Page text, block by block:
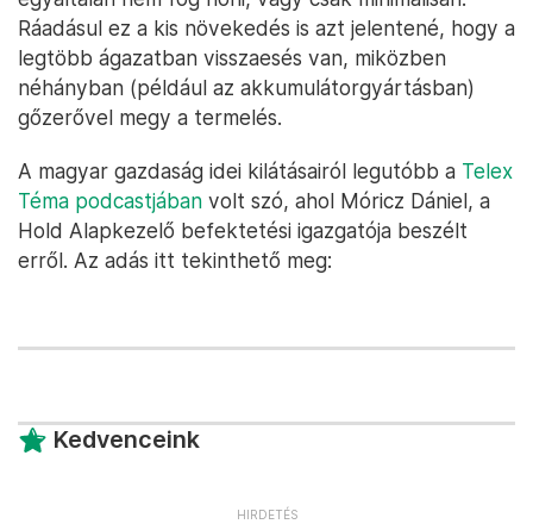
Ráadásul ez a kis növekedés is azt jelentené, hogy a
legtöbb ágazatban visszaesés van, miközben
néhányban (például az akkumulátorgyártásban)
gőzerővel megy a termelés.
A magyar gazdaság idei kilátásairól legutóbb a Telex
Téma podcastjában volt szó, ahol Móricz Dániel, a
Hold Alapkezelő befektetési igazgatója beszélt
erről. Az adás itt tekinthető meg:
Kedvenceink